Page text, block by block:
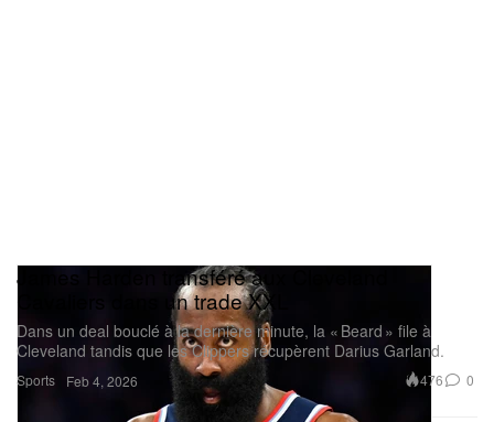
Sports
James Harden transféré aux Cleveland
Cavaliers dans un trade XXL
Dans un deal bouclé à la dernière minute, la « Beard » file à
Cleveland tandis que les Clippers récupèrent Darius Garland.
Feb 4, 2026 476 0